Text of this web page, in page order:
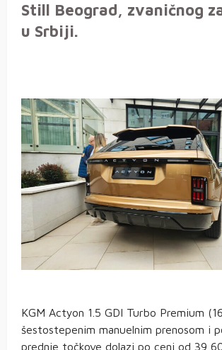
Still Beograd, zvaničnog
u Srbiji.
KGM Actyon 1.5 GDI Turbo Premium
šestostepenim manuelnim prenosom i
prednje točkove dolazi po ceni od 39